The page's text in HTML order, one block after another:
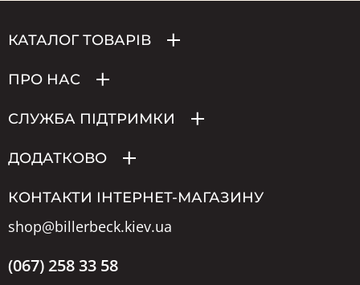
КАТАЛОГ ТОВАРІВ
ПРО НАС
СЛУЖБА ПІДТРИМКИ
ДОДАТКОВО
КОНТАКТИ ІНТЕРНЕТ-МАГАЗИНУ
shop@billerbeck.kiev.ua
(067) 258 33 58